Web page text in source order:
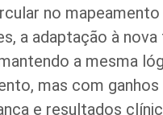
no mapeamento
a adaptação à
a mesma
mas com
e resultados